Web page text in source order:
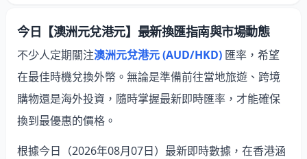
今日【澳洲元兌港元】最新換匯指南與市場動態
不少人定期關注澳洲元兌港元 (AUD/HKD) 匯率，希望
在最佳時機兌換外幣。無論是準備前往當地旅遊、跨境
購物還是海外投資，隨時掌握最新即時匯率，才能確保
換到最優惠的價格。
根據今日（2026年08月07日）最新即時數據，在香港涵